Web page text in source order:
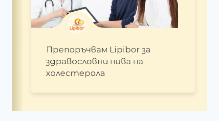
Препоръчвам Lipibor за
здравословни нива на
холестерола